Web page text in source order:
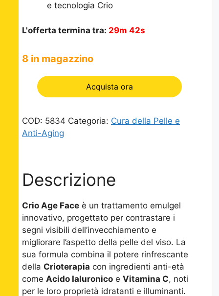
e tecnologia Crio
L'offerta termina tra: 29m 42s
8 in magazzino
Acquista ora
COD: 5834 Categoria: Cura della Pelle e
Anti-Aging
Descrizione
Crio Age Face è un trattamento emulgel
innovativo, progettato per contrastare i
segni visibili dell’invecchiamento e
migliorare l’aspetto della pelle del viso. La
sua formula combina il potere rinfrescante
della Crioterapia con ingredienti anti-età
come Acido Ialuronico e Vitamina C, noti
per le loro proprietà idratanti e illuminanti.